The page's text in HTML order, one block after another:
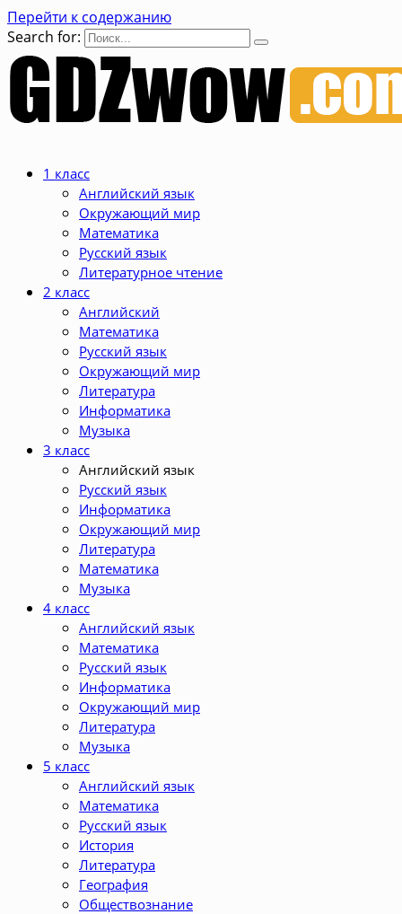
Перейти к содержанию
Search for:
1 класс
Английский язык
Окружающий мир
Математика
Русский язык
Литературное чтение
2 класс
Английский
Математика
Русский язык
Окружающий мир
Литература
Информатика
Музыка
3 класс
Английский язык
Русский язык
Информатика
Окружающий мир
Литература
Математика
Музыка
4 класс
Английский язык
Математика
Русский язык
Информатика
Окружающий мир
Литература
Музыка
5 класс
Английский язык
Математика
Русский язык
История
Литература
География
Обществознание